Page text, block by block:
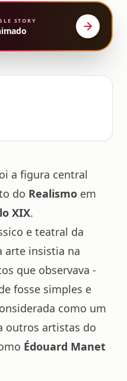
STORY
a figura central
do Realismo em
XIX.
e teatral da
arte insistia na
que observava -
fosse simples e
como um
outros artistas do
Édouard Manet